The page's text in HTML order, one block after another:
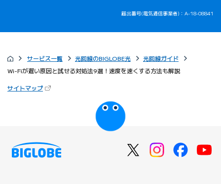
届出番号(電気通信事業者)：A-18-08841
サービス一覧 光回線のBIGLOBE光
光回線ガイド
Wi-Fiが遅い原因と試せる対処法9選！速度を速くする方法も解説
サイトマップ（新しいタブで開きます）
びっぷるのページ